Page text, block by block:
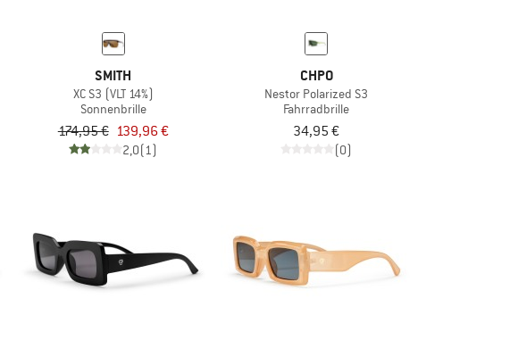
SMITH
XC S3 (VLT 14%)
Sonnenbrille
174,95 € 139,96 €
2,0(1)
CHPO
Nestor Polarized S3
Fahrradbrille
34,95 €
(0)